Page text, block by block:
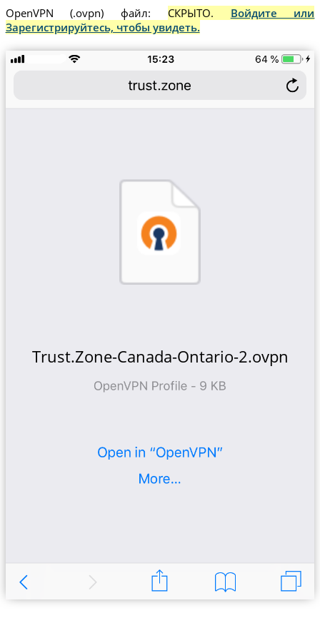
OpenVPN (.ovpn) файл: СКРЫТО. Войдите или
Зарегистрируйтесь, чтобы увидеть.
Trust.Zone-Canada-Ontario-2.ovpn